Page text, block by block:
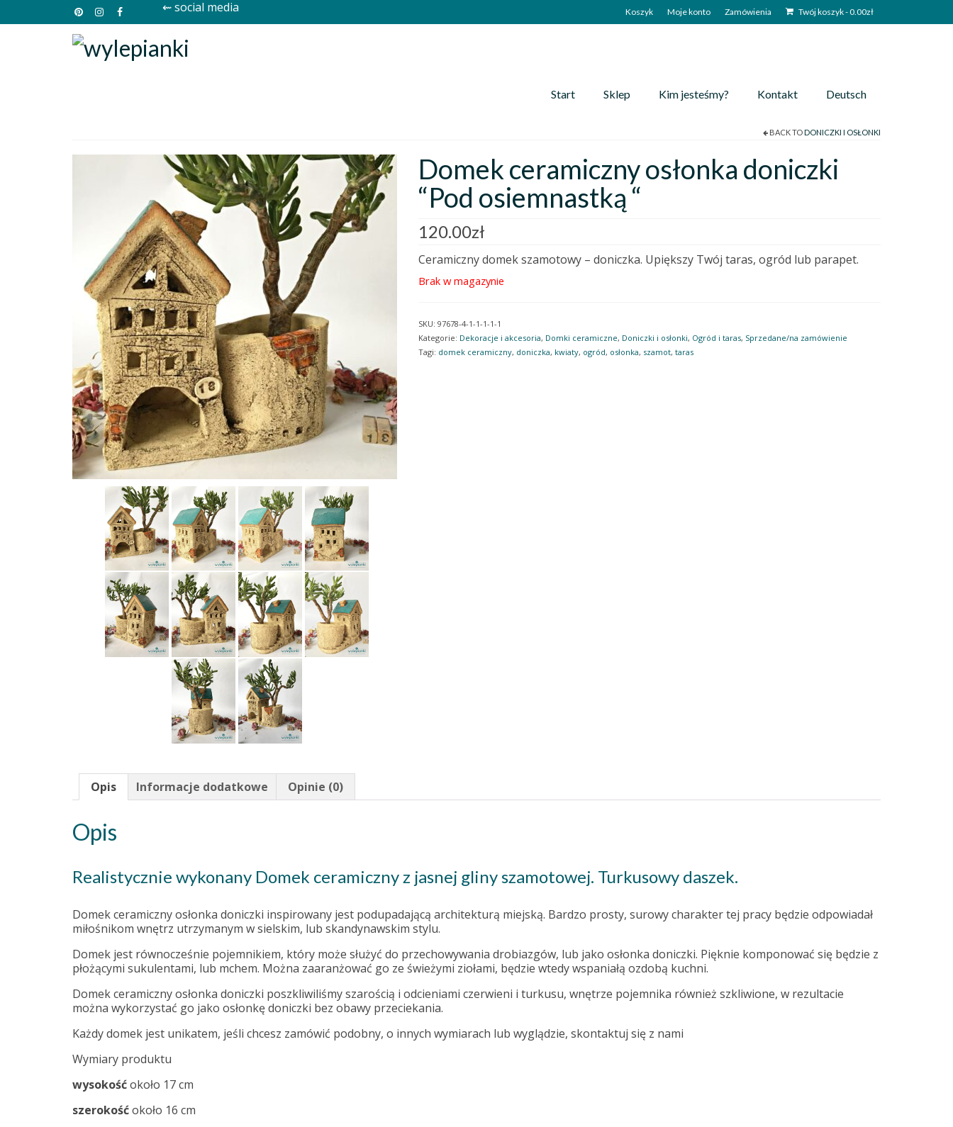
Koszyk Moje konto Zamówienia Twój koszyk-0.00zł
⇜ social media
Start Sklep Kim jesteśmy? Kontakt Deutsch
BACK TODONICZKI I OSŁONKI
Domek ceramiczny osłonka doniczki
“Pod osiemnastką “
120.00zł
Ceramiczny domek szamotowy – doniczka. Upiększy Twój taras, ogród lub parapet.
Brak w magazynie
SKU: 97678-4-1-1-1-1-1
Kategorie: Dekoracje i akcesoria, Domki ceramiczne, Doniczki i osłonki, Ogród i taras, Sprzedane/na zamówienie
Tagi: domek ceramiczny, doniczka, kwiaty, ogród, osłonka, szamot, taras
Opis Informacje dodatkowe Opinie (0)
Opis
Realistycznie wykonany Domek ceramiczny z jasnej gliny szamotowej. Turkusowy daszek.
Domek ceramiczny osłonka doniczki inspirowany jest podupadającą architekturą miejską. Bardzo prosty, surowy charakter tej pracy będzie odpowiadał
miłośnikom wnętrz utrzymanym w sielskim, lub skandynawskim stylu.
Domek jest równocześnie pojemnikiem, który może służyć do przechowywania drobiazgów, lub jako osłonka doniczki. Pięknie komponować się będzie z
płożącymi sukulentami, lub mchem. Można zaaranżować go ze świeżymi ziołami, będzie wtedy wspaniałą ozdobą kuchni.
Domek ceramiczny osłonka doniczki poszkliwiliśmy szarością i odcieniami czerwieni i turkusu, wnętrze pojemnika również szkliwione, w rezultacie
można wykorzystać go jako osłonkę doniczki bez obawy przeciekania.
Każdy domek jest unikatem, jeśli chcesz zamówić podobny, o innych wymiarach lub wyglądzie, skontaktuj się z nami
Wymiary produktu
wysokośćokoło 17 cm
szerokośćokoło 16 cm